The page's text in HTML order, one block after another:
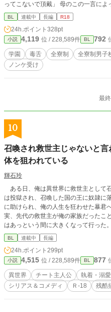
ってこないで頂戴」 母のこの一言によって。 唯の金持ち校だと鷹を括っていた
が、この学園、ーー何かがおかしい。 ※主人公愛され気味 ※毒舌性悪主人公受
※この物語はフィクションです。 ※更
つの小説「氷使いの青年と宝石の王国
定期です。 ※感想やアドバイス、どし
BL 連載中 長編 R18
24h.ポイント 328pt
小説 4,119 位 / 228,589件 BL 792
学園 毒舌 全寮制 全寮制男子
ノンケ受け
最
10
召喚され救世主じゃないと
体を狙われている
輝石玲
ある日、俺は異世界に救世主として
は投獄され、召喚した国の王に奴隷
に助けられ、俺の人生を狂わせた暴君
実、先代の救世主が俺の家族だったこ
はあっという間に大きくなって行った。 チートな能力と喧嘩の経験を使いこ
なしながら旅を始め、その旅の中で出
る。 そう…復讐の旅……なのに、なんでエロ展開になって俺が総受けになっ
てるんだ！？ ❇︎＝R-18 ※残酷描写を含みます ※男性向けの表現を含みます ※
投稿頻度はランダムです（現在、毎日更新） お気に入り登録、感想
軽にしていただけると嬉しいです！
BL 連載中 長編
24h.ポイント 299pt
小説 4,515 位 / 228,589件 BL 877
異世界 チート主人公 執着・溺愛
シリアス＆コメディ
Ｒ-18 残酷